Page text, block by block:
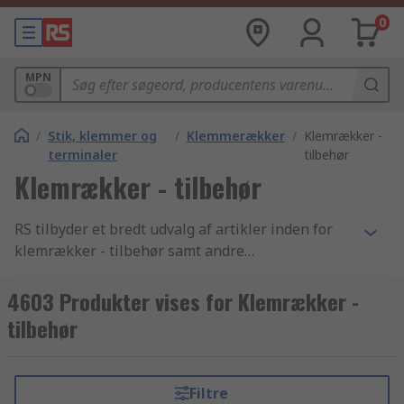
0
MPN
/ Stik, klemmer og
terminaler
/ Klemmerækker / Klemrækker -
tilbehør
Klemrækker - tilbehør
RS tilbyder et bredt udvalg af artikler inden for
klemrækker - tilbehør samt andre
branchen. Med vores konkurrencedygtige priser,
industri-godkendte produkter og det høje niveau
af kundeservice som vi har bygget vores
verdenskendte for at være en af de bedste, når
4603 Produkter vises for Klemrækker -
tilbehør
Filtre